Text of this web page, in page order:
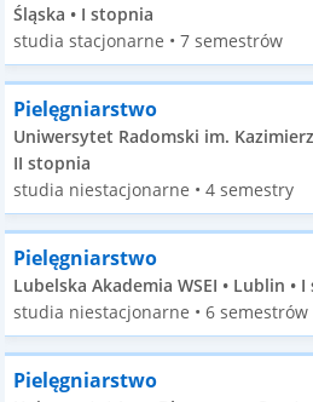
Śląska • I stopnia
studia stacjonarne • 7 semestrów
Pielęgniarstwo
Uniwersytet Radomski im.
II stopnia
studia niestacjonarne • 4 semestry
Pielęgniarstwo
Lubelska Akademia WSEI • Lublin •
studia niestacjonarne • 6 semestrów
Pielęgniarstwo